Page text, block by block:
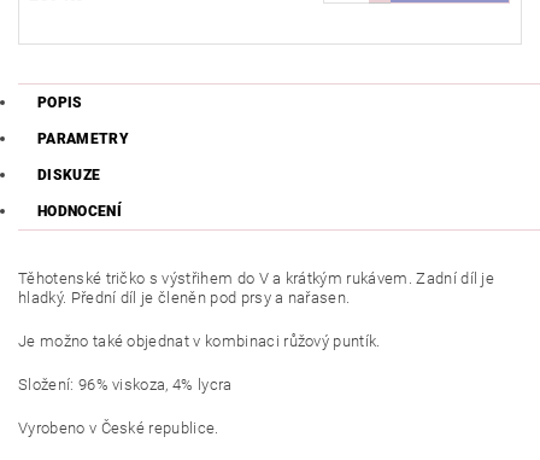
POPIS
PARAMETRY
DISKUZE
HODNOCENÍ
Těhotenské tričko s výstřihem do V a krátkým rukávem. Zadní díl je
hladký. Přední díl je členěn pod prsy a nařasen.
Je možno také objednat v kombinaci růžový puntík.
Složení: 96% viskoza, 4% lycra
Vyrobeno v České republice.